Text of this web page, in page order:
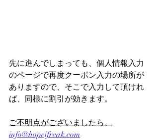
先に進んでしまっても、個人情報入力
のページで再度クーポン入力の場所が
ありますので、そこで入力して頂けれ
ば、同様に割引が効きます。
ご不明点がございましたら、
info@hopeifreak.com